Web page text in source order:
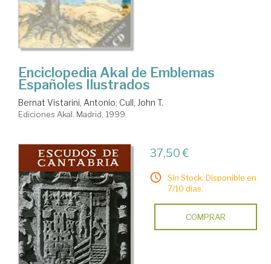
Enciclopedia Akal de Emblemas
Españoles Ilustrados
Bernat Vistarini, Antonio; Cull, John T.
Ediciones Akal. Madrid, 1999
37,50 €
Sin Stock. Disponible en
7/10 días.
COMPRAR